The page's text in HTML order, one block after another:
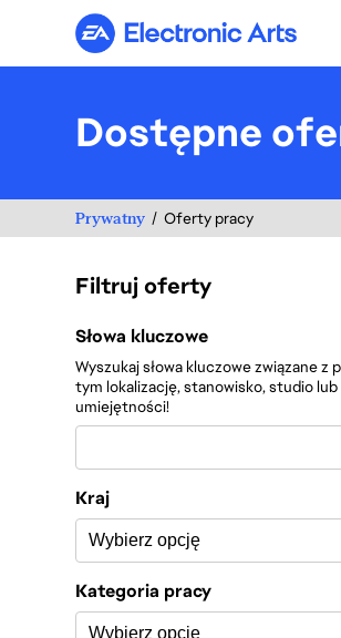
Electronic Arts
Dostępne
Prywatny Oferty pracy
Filtruj oferty
Filtruj oferty
Słowa kluczowe
Wyszukaj słowa kluczowe związane z
tym lokalizację, stanowisko, studio lub
umiejętności!
Kraj
Kategoria pracy